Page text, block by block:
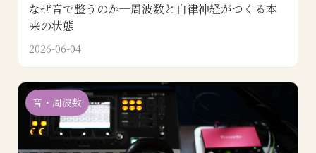
なぜ音で整うのか─周波数と自律神経がつくる本
来の状態
2026-06-04
音・周波数